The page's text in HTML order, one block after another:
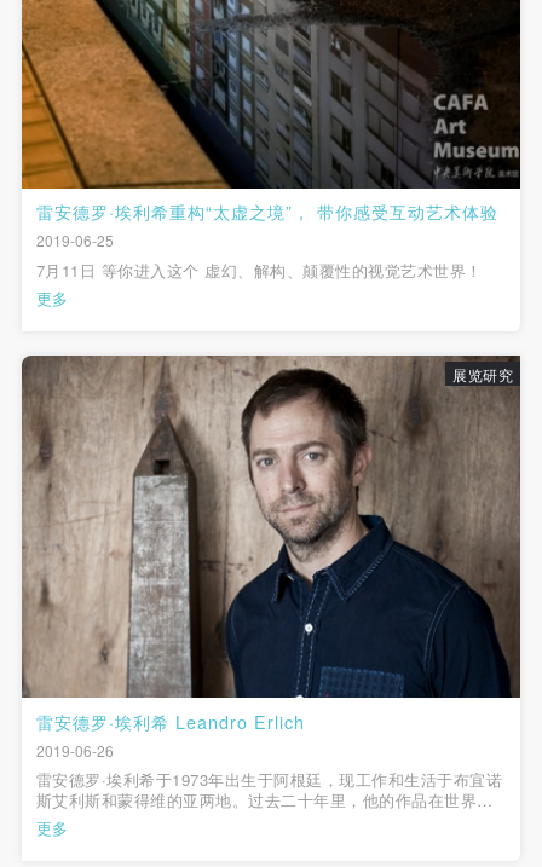
雷安德罗·埃利希重构“太虚之境”， 带你感受互动艺术体验
2019-06-25
7月11日 等你进入这个 虚幻、解构、颠覆性的视觉艺术世界！
更多
展览研究
雷安德罗·埃利希 Leandro Erlich
2019-06-26
雷安德罗·埃利希于1973年出生于阿根廷，现工作和生活于布宜诺
斯艾利斯和蒙得维的亚两地。过去二十年里，他的作品在世界各
地展出，并被各大博物馆和私人收藏家永久收藏。他在亚洲享有
极佳的声誉，最近在东京森美术馆（2017年）和上海昊美术馆
更多
帐号密码登录
手机号码
手机号码将作为您的登录账号